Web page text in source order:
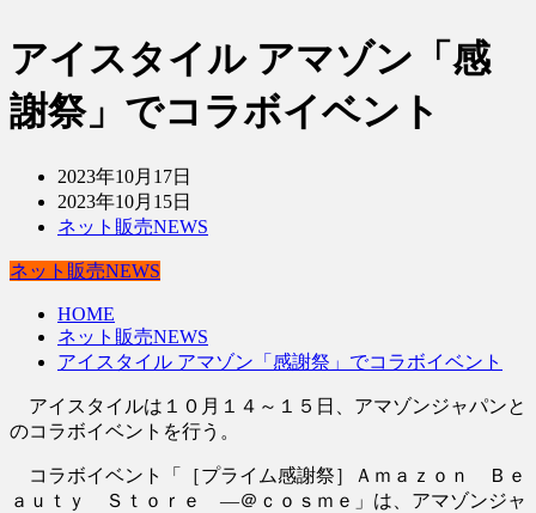
アイスタイル アマゾン「感
謝祭」でコラボイベント
2023年10月17日
2023年10月15日
ネット販売NEWS
ネット販売NEWS
HOME
ネット販売NEWS
アイスタイル アマゾン「感謝祭」でコラボイベント
アイスタイルは１０月１４～１５日、アマゾンジャパンと
のコラボイベントを行う。
コラボイベント「［プライム感謝祭］Ａｍａｚｏｎ Ｂｅ
ａｕｔｙ Ｓｔｏｒｅ ―＠ｃｏｓｍｅ」は、アマゾンジャ